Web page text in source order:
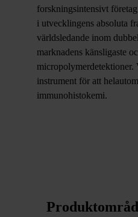
forskningsintensivt
i utvecklingens absoluta
världsledande inom
marknadens känsligaste
micropolymerdetektioner.
instrument för att
immunohistokemi.